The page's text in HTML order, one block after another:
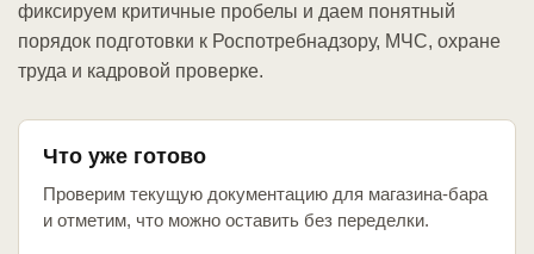
фиксируем критичные пробелы и даем понятный
порядок подготовки к Роспотребнадзору, МЧС, охране
труда и кадровой проверке.
Что уже готово
Проверим текущую документацию для магазина-бара
и отметим, что можно оставить без переделки.